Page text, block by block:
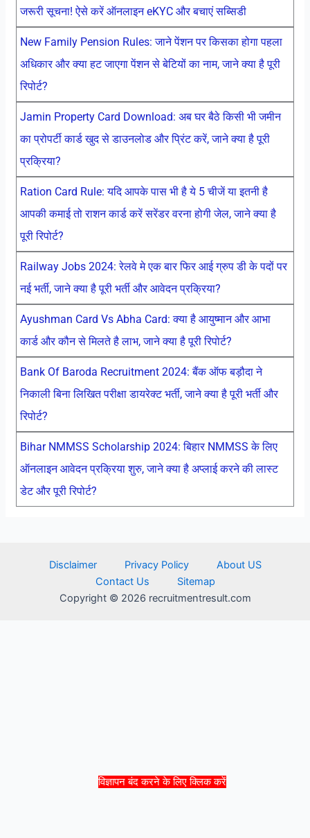
विज्ञापन बंद करने के लिए क्लिक करें
जरूरी सूचना! ऐसे करें ऑनलाइन eKYC और बचाएं सब्सिडी
New Family Pension Rules: जाने पेंशन पर किसका होगा पहला
अधिकार और क्या हट जाएगा पेंशन से बेटियों का नाम, जाने क्या है पूरी
रिपोर्ट?
Jamin Property Card Download: अब घर बैठे किसी भी जमीन
का प्रोपर्टी कार्ड खुद से डाउनलोड और प्रिंट करें, जाने क्या है पूरी
प्रक्रिया?
Ration Card Rule: यदि आपके पास भी है ये 5 चीजें या इतनी है
आपकी कमाई तो राशन कार्ड करें सरेंडर वरना होगी जेल, जाने क्या है
पूरी रिपोर्ट?
Railway Jobs 2024: रेलवे मे एक बार फिर आई ग्रुप डी के पदों पर
नई भर्ती, जाने क्या है पूरी भर्ती और आवेदन प्रक्रिया?
Ayushman Card Vs Abha Card: क्या है आयुष्मान और आभा
कार्ड और कौन से मिलते है लाभ, जाने क्या है पूरी रिपोर्ट?
Bank Of Baroda Recruitment 2024: बैंक ऑफ बड़ौदा ने
निकाली बिना लिखित परीक्षा डायरेक्ट भर्ती, जाने क्या है पूरी भर्ती और
रिपोर्ट?
Bihar NMMSS Scholarship 2024: बिहार NMMSS के लिए
ऑनलाइन आवेदन प्रक्रिया शुरु, जाने क्या है अप्लाई करने की लास्ट
डेट और पूरी रिपोर्ट?
Disclaimer Privacy Policy
About US
Contact Us
Sitemap
Copyright © 2026 recruitmentresult.com